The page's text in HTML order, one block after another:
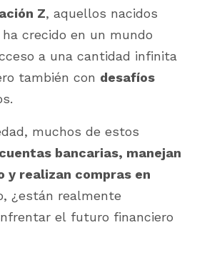
Z, aquellos nacidos
ha crecido en un mundo
a una cantidad infinita
también con desafíos
muchos de estos
cuentas bancarias, manejan
y realizan compras en
¿están realmente
el futuro financiero